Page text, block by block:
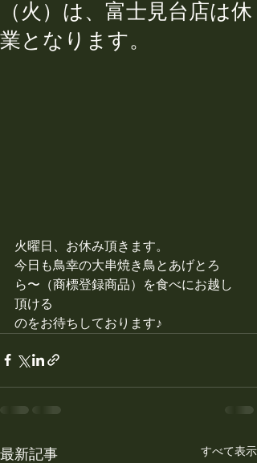
（火）は、富士見台店は休
業となります。
火曜日、お休み頂きます。
今日も鳥幸の大串焼き鳥とあげとろ
ら〜（商標登録商品）を食べにお越し
頂ける
のをお待ちしております♪
最新記事 すべて表示